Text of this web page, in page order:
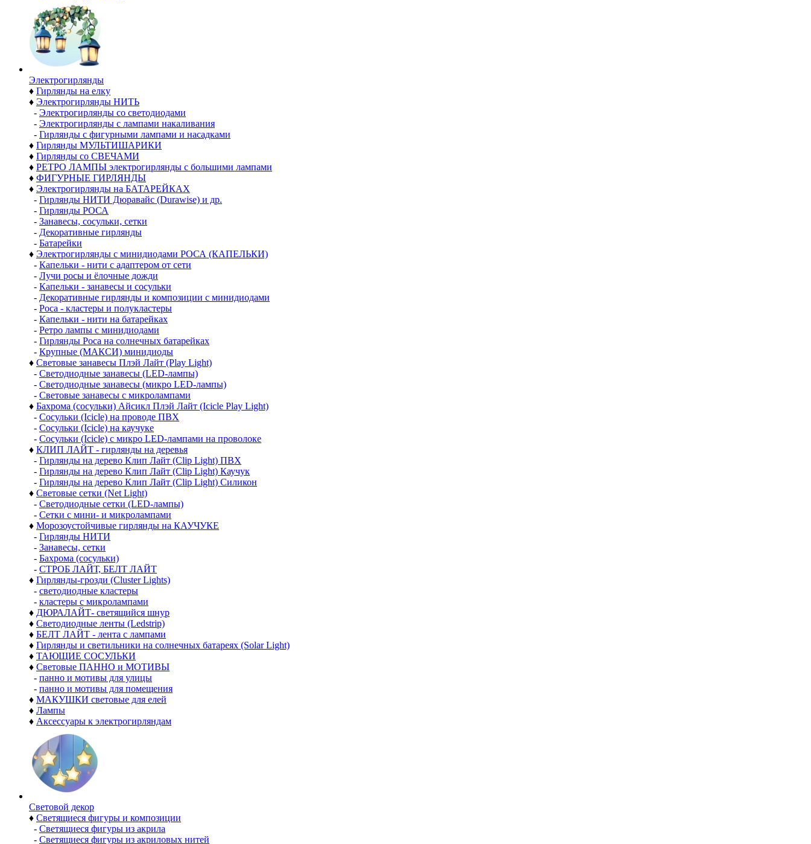
Электро­гирлянды
♦ Гирлянды на елку
♦ Электрогирлянды НИТЬ
- Электрогирлянды со светодиодами
- Электрогирлянды с лампами накаливания
- Гирлянды с фигурными лампами и насадками
♦ Гирлянды МУЛЬТИШАРИКИ
♦ Гирлянды со СВЕЧАМИ
♦ РЕТРО ЛАМПЫ электрогирлянды с большими лампами
♦ ФИГУРНЫЕ ГИРЛЯНДЫ
♦ Электрогирлянды на БАТАРЕЙКАХ
- Гирлянды НИТИ Дюравайс (Durawise) и др.
- Гирлянды РОСА
- Занавесы, сосульки, сетки
- Декоративные гирлянды
- Батарейки
♦ Электрогирлянды с минидиодами РОСА (КАПЕЛЬКИ)
- Капельки - нити с адаптером от сети
- Лучи росы и ёлочные дожди
- Капельки - занавесы и сосульки
- Декоративные гирлянды и композиции с минидиодами
- Роса - кластеры и полукластеры
- Капельки - нити на батарейках
- Ретро лампы с минидиодами
- Гирлянды Роса на солнечных батарейках
- Крупные (МАКСИ) минидиоды
♦ Световые занавесы Плэй Лайт (Play Light)
- Светодиодные занавесы (LED-лампы)
- Светодиодные занавесы (микро LED-лампы)
- Световые занавесы с микролампами
♦ Бахрома (сосульки) Айсикл Плэй Лайт (Icicle Play Light)
- Сосульки (Icicle) на проводе ПВХ
- Сосульки (Icicle) на каучуке
- Сосульки (Icicle) с микро LED-лампами на проволоке
♦ КЛИП ЛАЙТ - гирлянды на деревья
- Гирлянды на дерево Клип Лайт (Clip Light) ПВХ
- Гирлянды на дерево Клип Лайт (Clip Light) Каучук
- Гирлянды на дерево Клип Лайт (Clip Light) Силикон
♦ Световые сетки (Net Light)
- Светодиодные сетки (LED-лампы)
- Сетки с мини- и микролампами
♦ Морозоустойчивые гирлянды на КАУЧУКЕ
- Гирлянды НИТИ
- Занавесы, сетки
- Бахрома (сосульки)
- СТРОБ ЛАЙТ, БЕЛТ ЛАЙТ
♦ Гирлянды-грозди (Cluster Lights)
- светодиодные кластеры
- кластеры с микролампами
♦ ДЮРАЛАЙТ- светящийся шнур
♦ Светодиодные ленты (Ledstrip)
♦ БЕЛТ ЛАЙТ - лента с лампами
♦ Гирлянды и светильники на солнечных батареях (Solar Light)
♦ ТАЮЩИЕ СОСУЛЬКИ
♦ Световые ПАННО и МОТИВЫ
- панно и мотивы для улицы
- панно и мотивы для помещения
♦ МАКУШКИ световые для елей
♦ Лампы
♦ Аксессуары к электрогирляндам
Световой декор
♦ Светящиеся фигуры и композиции
- Светящиеся фигуры из акрила
- Светящиеся фигуры из акриловых нитей